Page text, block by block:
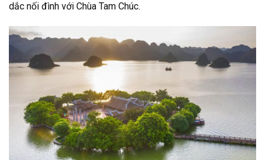
dắc nối đình với Chùa Tam Chúc.